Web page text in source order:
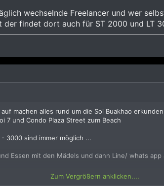
wechselnde Freelancer und wer
der findet dort auch für ST 2000 und LT
machen alles rund um die Soi Buakhao
7 und Condo Plaza Street zum Beach
3000 sind immer möglich ...
Essen mit den Mädels und dann Line/ whats
Zum Vergrößern anklicken....